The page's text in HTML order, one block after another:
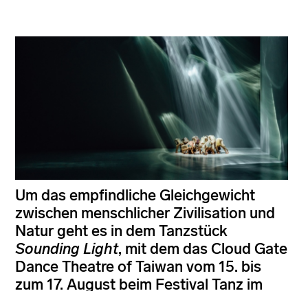
Um das empfindliche Gleichgewicht
zwischen menschlicher Zivilisation und
Natur geht es in dem Tanzstück
Sounding Light, mit dem das Cloud Gate
Dance Theatre of Taiwan vom 15. bis
zum 17. August beim Festival Tanz im